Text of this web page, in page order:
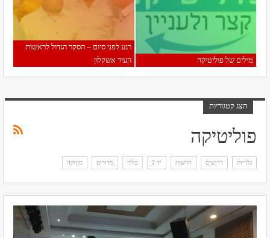
מילים של פוליטיקה
רגע לפני סיום – הסקר הגדול לראשות
העיר אשקלון
הצג קטגוריות
פוליטיקה
גלריות דרושים חדשות יד 2 כללי מדורים מוזיקה